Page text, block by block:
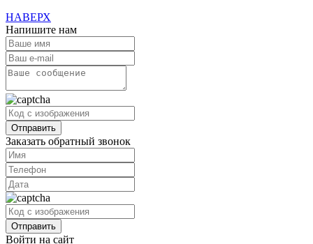
НАВЕРХ
Напишите нам
Заказать обратный звонок
Войти на сайт